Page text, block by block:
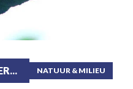
NATUUR & MILIEU